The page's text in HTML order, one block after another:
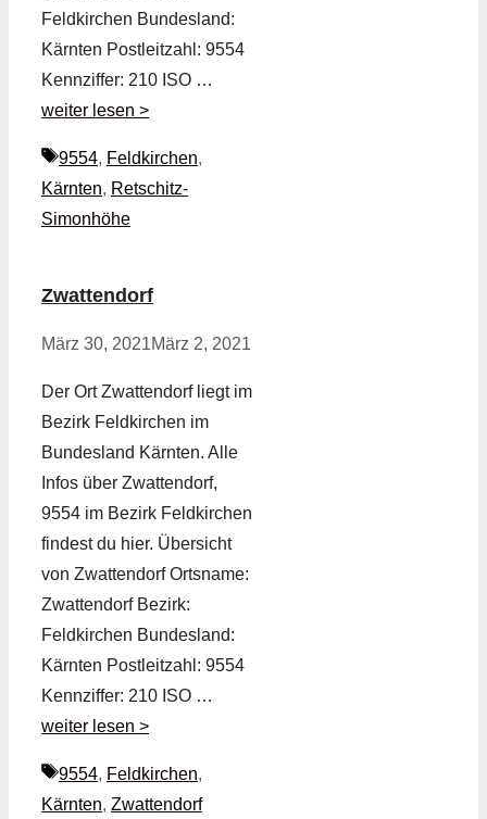
Feldkirchen Bundesland:
Kärnten Postleitzahl: 9554
Kennziffer: 210 ISO …
weiter lesen >
Schlagwörter
9554, Feldkirchen,
Kärnten, Retschitz-
Simonhöhe
Zwattendorf
März 30, 2021März 2, 2021
Der Ort Zwattendorf liegt im
Bezirk Feldkirchen im
Bundesland Kärnten. Alle
Infos über Zwattendorf,
9554 im Bezirk Feldkirchen
findest du hier. Übersicht
von Zwattendorf Ortsname:
Zwattendorf Bezirk:
Feldkirchen Bundesland:
Kärnten Postleitzahl: 9554
Kennziffer: 210 ISO …
weiter lesen >
Schlagwörter
9554, Feldkirchen,
Kärnten, Zwattendorf